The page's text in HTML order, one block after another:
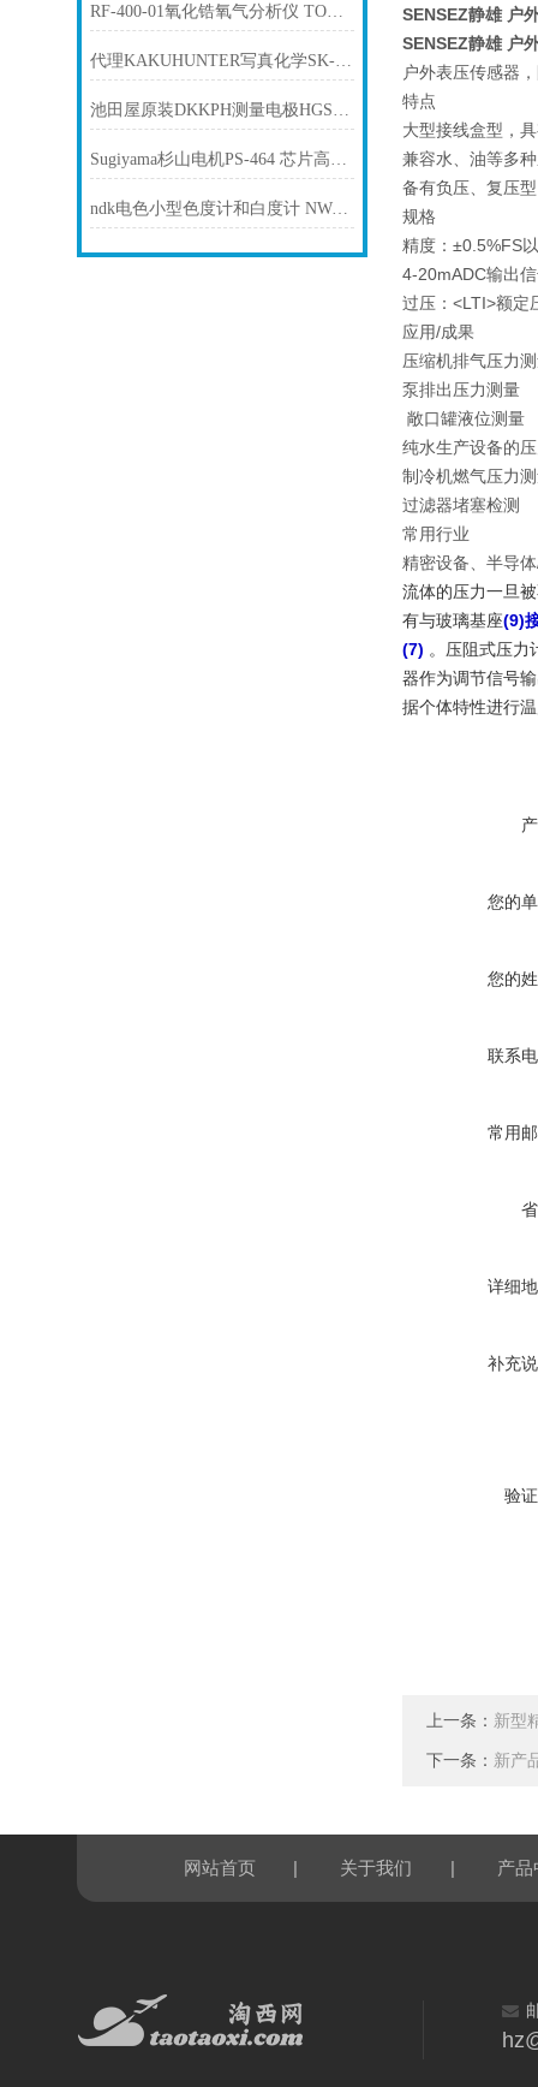
RF-400-01氧化锆氧气分析仪 TORAY东丽
代理KAKUHUNTER写真化学SK-300SII高旋转搅拌脱泡机
池田屋原装DKKPH测量电极HGS-300产品介绍技术参
Sugiyama杉山电机PS-464 芯片高度检测器
ndk电色小型色度计和白度计 NW-12
SENSEZ静雄 户
SENSEZ静雄 户
户外表压传感器
特点
大型接线盒型，
兼容水、油等多
备有负压、复压型
规格
精度：±0.5%FS
4-20mADC输出
过压：<LTI>额定
应用/成果
压缩机排气压力
泵排出压力测量
敞口罐液位测量
纯水生产设备的
制冷机燃气压力
过滤器堵塞检测
常用行业
精密设备、半导
流体的压力一旦
有与玻璃基座(9)
(7) 。压阻式压力
器作为调节信号
据个体特性进行
您的
您的
联系
常用
详细
补充
验
上一条： 新型
下一条： 新产
网站首页 | 关于我们 | 产品